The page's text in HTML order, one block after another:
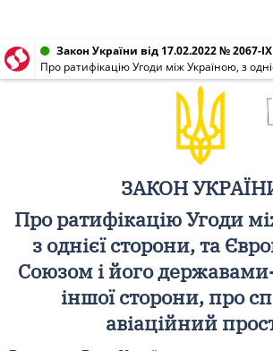
Закон України від 17.02.2022 № 2067-IX